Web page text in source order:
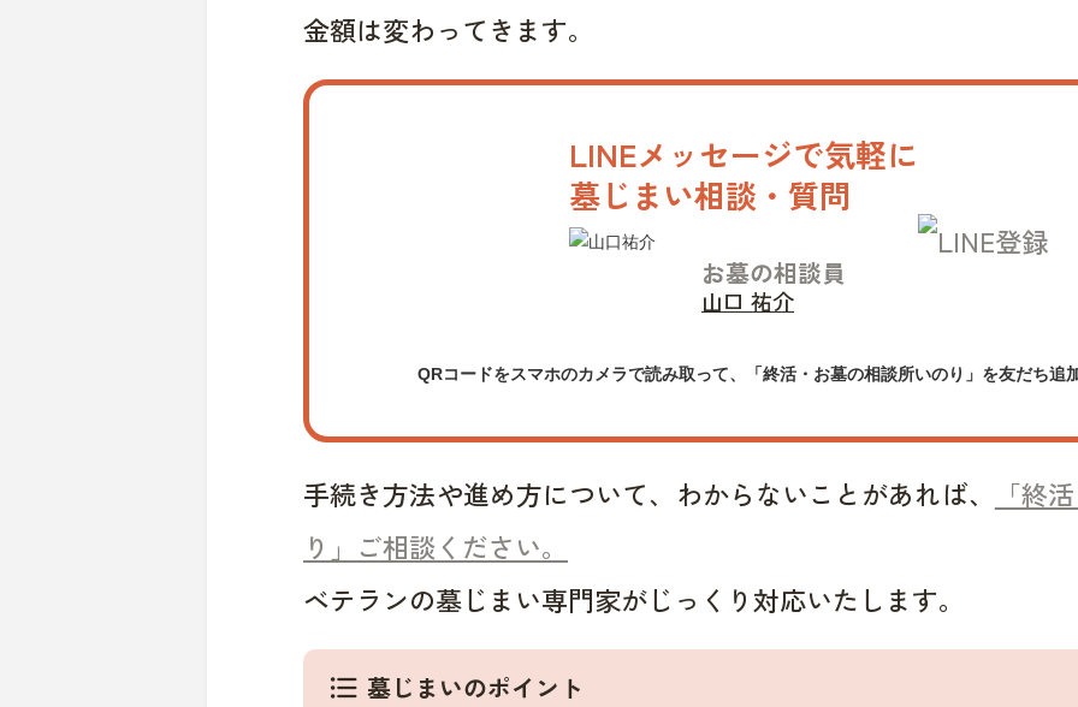
金額は変わってきます。
LINEメッセージで気軽に
墓じまい相談・質問
お墓の相談員
山口 祐介
QRコードをスマホのカメラで読み取って、「終活・お墓の相談所いのり」を友だち追
手続き方法や進め方について、わからないことがあれば、
「終
り」ご相談ください。
ベテランの墓じまい専門家がじっくり対応いたします。
format_list_bulleted 墓じまいのポイント